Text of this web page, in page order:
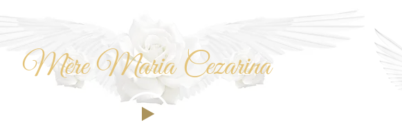
Mère Maria Cezarina